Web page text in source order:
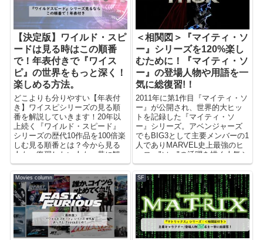
【決定版】ワイルド・スピ
ードは見る時はこの順番
で！年表付きで『ワイス
ピ』の世界をもっと深く！
楽しめる方法。
どこよりも分りやすい【年表付
き】ワイスピシリーズの見る順
番を解説していきます！20年以
上続く『ワイルド・スピード』
シリーズの歴代10作品を100倍楽
しむ見る順番とは？今から見る
人も、復習したい人も、昔に観
てシリーズ途中で脱落した人
も、このページだけで知りたい
情報がきっと見つかるハズ！！
＜相関図＞『マイティ・ソ
ー』シリーズを120%楽し
むために！『マイティ・ソ
ー』の登場人物や用語を一
気に総復習!！
2011年に第1作目『マイティ・ソ
ー』が公開され、世界的大ヒッ
トを記録した『マイティ・ソ
ー』シリーズ。アベンジャーズ
でもBIG3として主要メンバーの1
人でありMARVEL史上最強のヒ
ーロー"ソー"の活躍を描く人気シ
リーズですが、MCUシリ...
Movies column SF